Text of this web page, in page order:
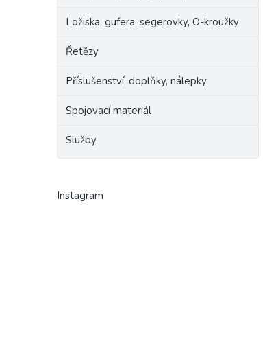
Ložiska, gufera, segerovky, O-kroužky
Řetězy
Příslušenství, doplňky, nálepky
Spojovací materiál
Služby
Instagram